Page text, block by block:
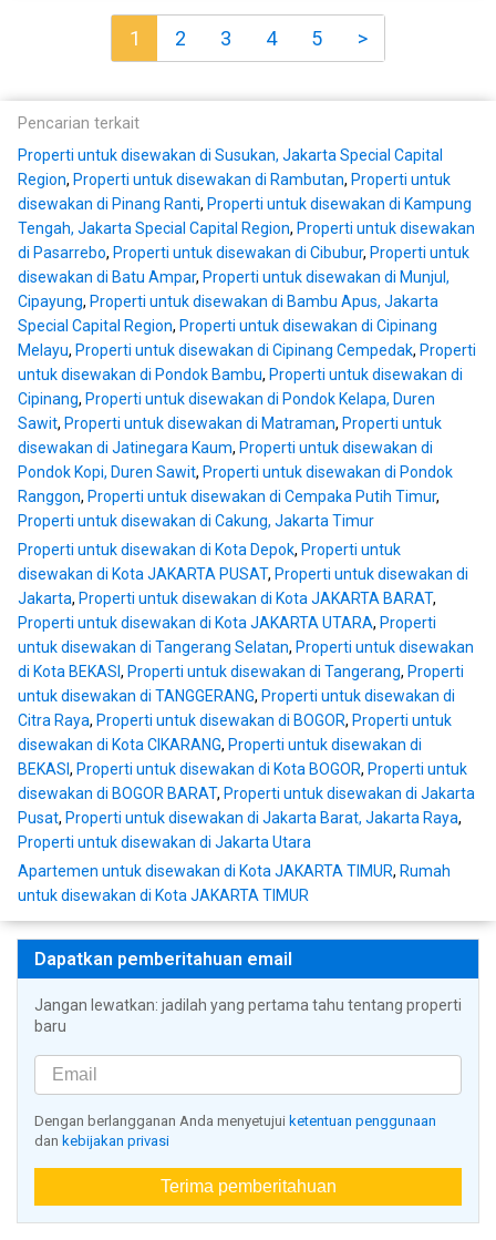
1 2 3 4 5 >
Pencarian terkait
Properti untuk disewakan di Susukan, Jakarta Special Capital
Region, Properti untuk disewakan di Rambutan, Properti untuk
disewakan di Pinang Ranti, Properti untuk disewakan di Kampung
Tengah, Jakarta Special Capital Region, Properti untuk disewakan
di Pasarrebo, Properti untuk disewakan di Cibubur, Properti untuk
disewakan di Batu Ampar, Properti untuk disewakan di Munjul,
Cipayung, Properti untuk disewakan di Bambu Apus, Jakarta
Special Capital Region, Properti untuk disewakan di Cipinang
Melayu, Properti untuk disewakan di Cipinang Cempedak, Properti
untuk disewakan di Pondok Bambu, Properti untuk disewakan di
Cipinang, Properti untuk disewakan di Pondok Kelapa, Duren
Sawit, Properti untuk disewakan di Matraman, Properti untuk
disewakan di Jatinegara Kaum, Properti untuk disewakan di
Pondok Kopi, Duren Sawit, Properti untuk disewakan di Pondok
Ranggon, Properti untuk disewakan di Cempaka Putih Timur,
Properti untuk disewakan di Cakung, Jakarta Timur
Properti untuk disewakan di Kota Depok, Properti untuk
disewakan di Kota JAKARTA PUSAT, Properti untuk disewakan di
Jakarta, Properti untuk disewakan di Kota JAKARTA BARAT,
Properti untuk disewakan di Kota JAKARTA UTARA, Properti
untuk disewakan di Tangerang Selatan, Properti untuk disewakan
di Kota BEKASI , Properti untuk disewakan di Tangerang, Properti
untuk disewakan di TANGGERANG, Properti untuk disewakan di
Citra Raya, Properti untuk disewakan di BOGOR, Properti untuk
disewakan di Kota CIKARANG, Properti untuk disewakan di
BEKASI , Properti untuk disewakan di Kota BOGOR, Properti untuk
disewakan di BOGOR BARAT, Properti untuk disewakan di Jakarta
Pusat, Properti untuk disewakan di Jakarta Barat, Jakarta Raya,
Properti untuk disewakan di Jakarta Utara
Apartemen untuk disewakan di Kota JAKARTA TIMUR, Rumah
untuk disewakan di Kota JAKARTA TIMUR
Dapatkan pemberitahuan email
Jangan lewatkan: jadilah yang pertama tahu tentang properti
baru
Dengan berlangganan Anda menyetujui ketentuan penggunaan
dan kebijakan privasi
Terima pemberitahuan